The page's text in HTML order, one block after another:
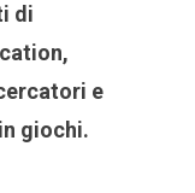
di
e
giochi.